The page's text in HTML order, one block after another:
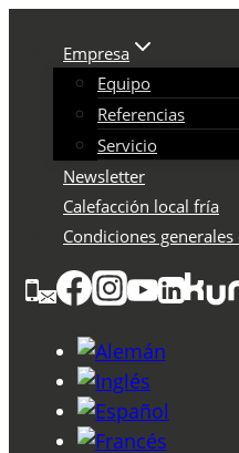
Contenido
Empresa
Equipo
Referencias
Servicio
Newsletter
Calefacción local fría
Condiciones